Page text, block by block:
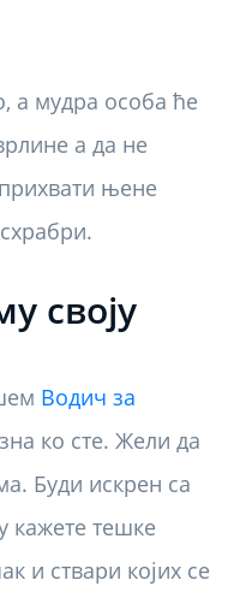
а мудра особа ће
а да не
њене
своју
Водич за
ко сте. Жели да
Буди искрен са
тешке
и ствари којих се